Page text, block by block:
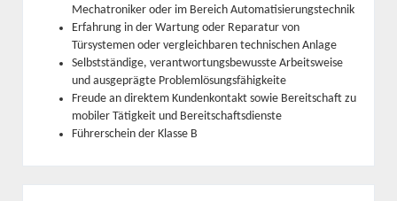
Mechatroniker oder im Bereich Automatisierungstechnik
Erfahrung in der Wartung oder Reparatur von
Türsystemen oder vergleichbaren technischen Anlage
Selbstständige, verantwortungsbewusste Arbeitsweise
und ausgeprägte Problemlösungsfähigkeite
Freude an direktem Kundenkontakt sowie Bereitschaft zu
mobiler Tätigkeit und Bereitschaftsdienste
Führerschein der Klasse B